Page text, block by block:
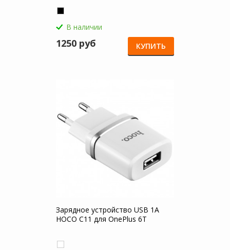
В наличии
1250 руб КУПИТЬ
Зарядное устройство USB 1A
HOCO C11 для OnePlus 6T